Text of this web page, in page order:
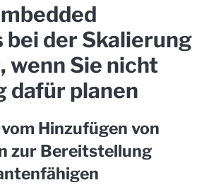
der Skalierung
wenn Sie nicht
dafür planen
Hinzufügen von
zur Bereitstellung